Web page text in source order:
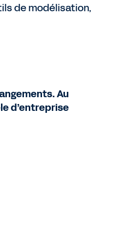
de modélisation,
Au
d’entreprise